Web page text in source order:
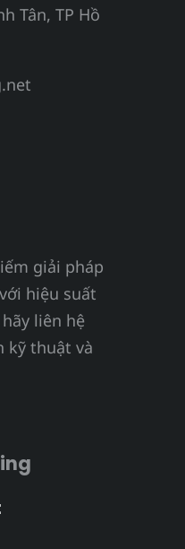
Tân, TP Hồ
giải pháp
hiệu suất
liên hệ
kỹ thuật và